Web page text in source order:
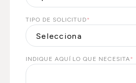
TIPO DE SOLICITUD*
INDIQUE AQUÍ LO QUE NECESITA*